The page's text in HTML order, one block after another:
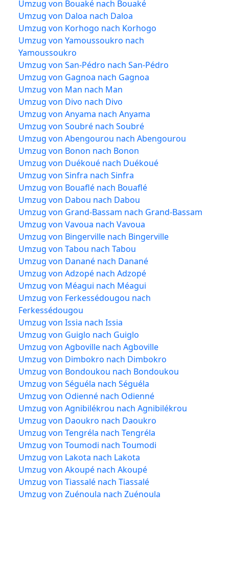
Umzug von Bouaké nach Bouaké
Umzug von Daloa nach Daloa
Umzug von Korhogo nach Korhogo
Umzug von Yamoussoukro nach
Yamoussoukro
Umzug von San-Pédro nach San-Pédro
Umzug von Gagnoa nach Gagnoa
Umzug von Man nach Man
Umzug von Divo nach Divo
Umzug von Anyama nach Anyama
Umzug von Soubré nach Soubré
Umzug von Abengourou nach Abengourou
Umzug von Bonon nach Bonon
Umzug von Duékoué nach Duékoué
Umzug von Sinfra nach Sinfra
Umzug von Bouaflé nach Bouaflé
Umzug von Dabou nach Dabou
Umzug von Grand-Bassam nach Grand-Bassam
Umzug von Vavoua nach Vavoua
Umzug von Bingerville nach Bingerville
Umzug von Tabou nach Tabou
Umzug von Danané nach Danané
Umzug von Adzopé nach Adzopé
Umzug von Méagui nach Méagui
Umzug von Ferkessédougou nach
Ferkessédougou
Umzug von Issia nach Issia
Umzug von Guiglo nach Guiglo
Umzug von Agboville nach Agboville
Umzug von Dimbokro nach Dimbokro
Umzug von Bondoukou nach Bondoukou
Umzug von Séguéla nach Séguéla
Umzug von Odienné nach Odienné
Umzug von Agnibilékrou nach Agnibilékrou
Umzug von Daoukro nach Daoukro
Umzug von Tengréla nach Tengréla
Umzug von Toumodi nach Toumodi
Umzug von Lakota nach Lakota
Umzug von Akoupé nach Akoupé
Umzug von Tiassalé nach Tiassalé
Umzug von Zuénoula nach Zuénoula